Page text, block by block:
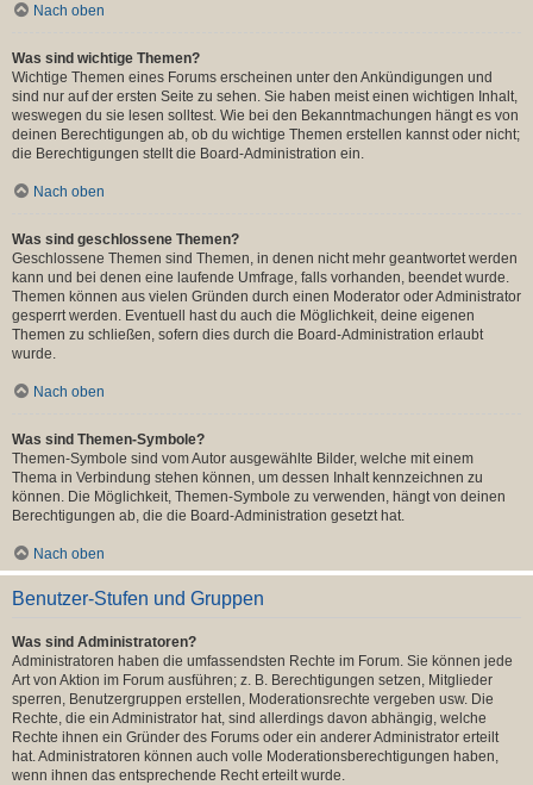
Nach oben
Was sind wichtige Themen?
Wichtige Themen eines Forums erscheinen unter den Ankündigungen und
sind nur auf der ersten Seite zu sehen. Sie haben meist einen wichtigen Inhalt,
weswegen du sie lesen solltest. Wie bei den Bekanntmachungen hängt es von
deinen Berechtigungen ab, ob du wichtige Themen erstellen kannst oder nicht;
die Berechtigungen stellt die Board-Administration ein.
Nach oben
Was sind geschlossene Themen?
Geschlossene Themen sind Themen, in denen nicht mehr geantwortet werden
kann und bei denen eine laufende Umfrage, falls vorhanden, beendet wurde.
Themen können aus vielen Gründen durch einen Moderator oder Administrator
gesperrt werden. Eventuell hast du auch die Möglichkeit, deine eigenen
Themen zu schließen, sofern dies durch die Board-Administration erlaubt
wurde.
Nach oben
Was sind Themen-Symbole?
Themen-Symbole sind vom Autor ausgewählte Bilder, welche mit einem
Thema in Verbindung stehen können, um dessen Inhalt kennzeichnen zu
können. Die Möglichkeit, Themen-Symbole zu verwenden, hängt von deinen
Berechtigungen ab, die die Board-Administration gesetzt hat.
Nach oben
Benutzer-Stufen und Gruppen
Was sind Administratoren?
Administratoren haben die umfassendsten Rechte im Forum. Sie können jede
Art von Aktion im Forum ausführen; z. B. Berechtigungen setzen, Mitglieder
sperren, Benutzergruppen erstellen, Moderationsrechte vergeben usw. Die
Rechte, die ein Administrator hat, sind allerdings davon abhängig, welche
Rechte ihnen ein Gründer des Forums oder ein anderer Administrator erteilt
hat. Administratoren können auch volle Moderationsberechtigungen haben,
wenn ihnen das entsprechende Recht erteilt wurde.